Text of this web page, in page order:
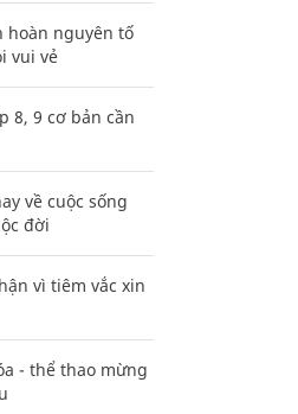
hoàn nguyên tố
vui vẻ
8, 9 cơ bản cần
về cuộc sống
đời
vì tiêm vắc xin
- thể thao mừng